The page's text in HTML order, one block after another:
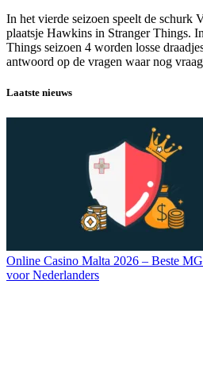
In het vierde seizoen speelt de schurk
plaatsje Hawkins in Stranger Things.
Things seizoen 4 worden losse
antwoord op de vragen waar nog
Laatste nieuws
Online Casino Malta 2026 – Beste
voor Nederlanders